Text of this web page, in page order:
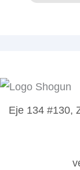
Eje 134 #130,